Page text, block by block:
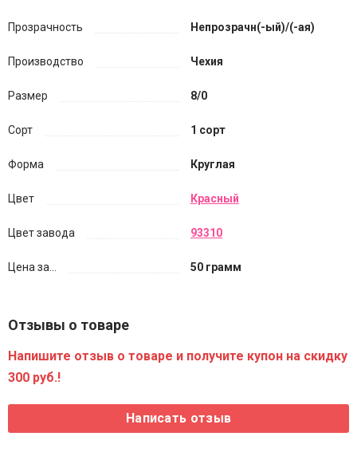
Прозрачность Непрозрачн(-ый)/(-ая)
Производство Чехия
Размер 8/0
Сорт 1 сорт
Форма Круглая
Цвет Красный
Цвет завода 93310
Цена за... 50 грамм
Отзывы о товаре
Напишите отзыв о товаре и получите купон на скидку
300 руб.!